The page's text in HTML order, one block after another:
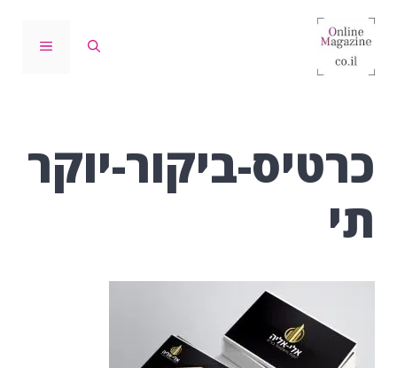
לדלג
לתוכן
תפריט
כרטיס-ביקור-יוקר
תי